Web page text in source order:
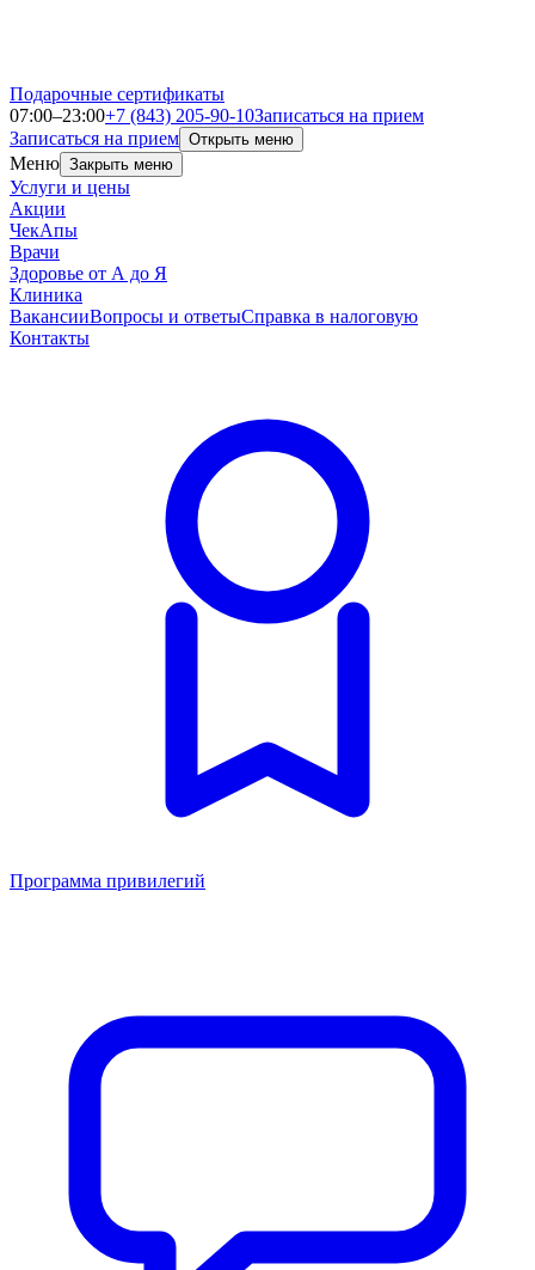
Подарочные сертификаты
07:00–23:00+7 (843) 205-90-10Записаться на прием
Записаться на прием Открыть меню
Меню Закрыть меню
Услуги и цены
Акции
ЧекАпы
Врачи
Здоровье от А до Я
Клиника
ВакансииВопросы и ответыСправка в налоговую
Контакты
Программа привилегий